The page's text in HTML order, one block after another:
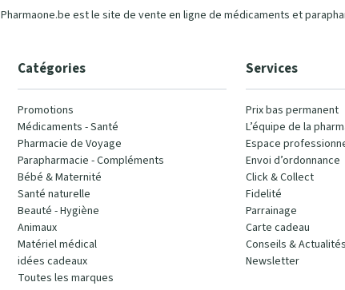
Pharmaone.be est le site de vente en ligne de médicaments et
Catégories
Promotions
Médicaments - Santé
Pharmacie de Voyage
Parapharmacie - Compléments
Bébé & Maternité
Santé naturelle
Beauté - Hygiène
Animaux
Matériel médical
idées cadeaux
Toutes les marques
Services
Prix bas permanent
L’équipe de la
Espace
Envoi d’ordonnance
Click & Collect
Fidelité
Parrainage
Carte cadeau
Conseils & Actualités
Newsletter